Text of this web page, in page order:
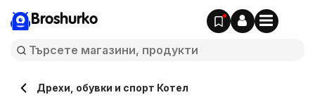
Broshurko
Дрехи, обувки и спорт Котел